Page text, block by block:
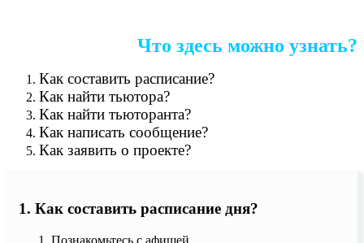
Что здесь можно узнать?
Как составить расписание?
Как найти тьютора?
Как найти тьюторанта?
Как написать сообщение?
Как заявить о проекте?
1. Как составить расписание дня?
Познакомьтесь с афишей.